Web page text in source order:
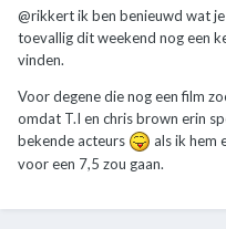
@rikkert ik ben benieuwd wat
toevallig dit weekend nog een
vinden.
Voor degene die nog een film
omdat T.I en chris brown erin
bekende acteurs
als ik hem
voor een 7,5 zou gaan.